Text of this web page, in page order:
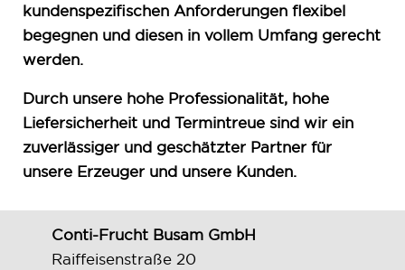
kundenspezifischen Anforderungen flexibel
begegnen und diesen in vollem Umfang gerecht
werden.
Durch unsere hohe Professionalität, hohe
Liefersicherheit und Termintreue sind wir ein
zuverlässiger und geschätzter Partner für
unsere Erzeuger und unsere Kunden.
Conti-Frucht Busam GmbH
Raiffeisenstraße 20